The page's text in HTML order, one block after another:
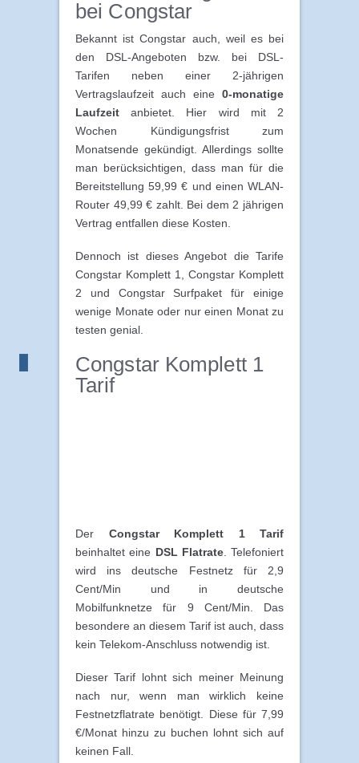
bei Congstar
Bekannt ist Congstar auch, weil es bei
den DSL-Angeboten bzw. bei DSL-
Tarifen neben einer 2-jährigen
Vertragslaufzeit auch eine 0-monatige
Laufzeit anbietet. Hier wird mit 2
Wochen Kündigungsfrist zum
Monatsende gekündigt. Allerdings sollte
man berücksichtigen, dass man für die
Bereitstellung 59,99 € und einen WLAN-
Router 49,99 € zahlt. Bei dem 2 jährigen
Vertrag entfallen diese Kosten.
Dennoch ist dieses Angebot die Tarife
Congstar Komplett 1, Congstar Komplett
2 und Congstar Surfpaket für einige
wenige Monate oder nur einen Monat zu
testen genial.
Congstar Komplett 1
Tarif
Der Congstar Komplett 1 Tarif
beinhaltet eine DSL Flatrate. Telefoniert
wird ins deutsche Festnetz für 2,9
Cent/Min und in deutsche
Mobilfunknetze für 9 Cent/Min. Das
besondere an diesem Tarif ist auch, dass
kein Telekom-Anschluss notwendig ist.
Dieser Tarif lohnt sich meiner Meinung
nach nur, wenn man wirklich keine
Festnetzflatrate benötigt. Diese für 7,99
€/Monat hinzu zu buchen lohnt sich auf
keinen Fall.